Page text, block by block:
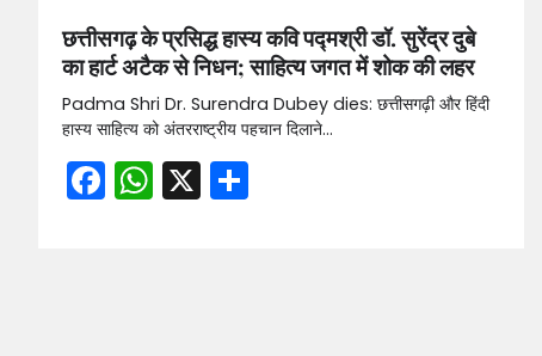
छत्तीसगढ़ के प्रसिद्ध हास्य कवि पद्मश्री डॉ. सुरेंद्र दुबे
का हार्ट अटैक से निधन; साहित्य जगत में शोक की लहर
Padma Shri Dr. Surendra Dubey dies: छत्तीसगढ़ी और हिंदी
हास्य साहित्य को अंतरराष्ट्रीय पहचान दिलाने…
Facebook
WhatsApp
X